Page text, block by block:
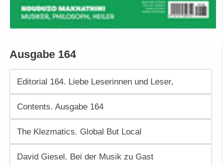
Ausgabe 164
Editorial 164. Liebe Leserinnen und Leser,
Contents. Ausgabe 164
The Klezmatics. Global But Local
David Giesel. Bei der Musik zu Gast